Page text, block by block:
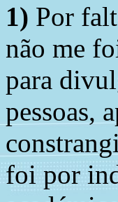
1) Por
não me
para
pessoas,
foi por